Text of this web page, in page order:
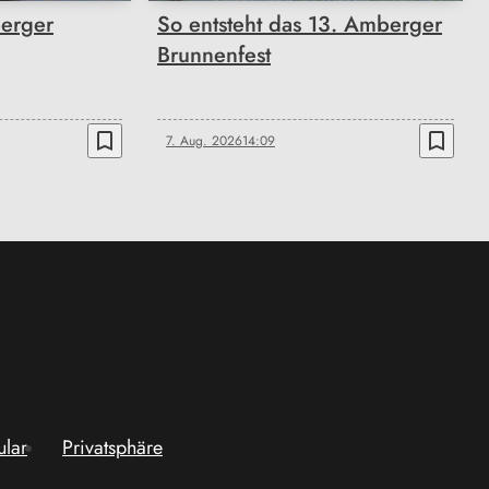
bookmark_border
So entsteht das 13. Amberger
Brunnenfest
7. Aug. 202614:09 bookmark_border
Privatsphäre